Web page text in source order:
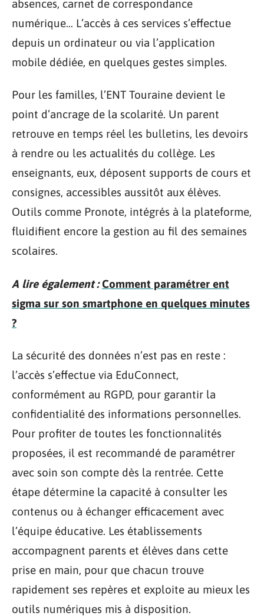
absences, carnet de correspondance
numérique… L’accès à ces services s’effectue
depuis un ordinateur ou via l’application
mobile dédiée, en quelques gestes simples.
Pour les familles, l’ENT Touraine devient le
point d’ancrage de la scolarité. Un parent
retrouve en temps réel les bulletins, les devoirs
à rendre ou les actualités du collège. Les
enseignants, eux, déposent supports de cours et
consignes, accessibles aussitôt aux élèves.
Outils comme Pronote, intégrés à la plateforme,
fluidifient encore la gestion au fil des semaines
scolaires.
A lire également : Comment paramétrer ent
sigma sur son smartphone en quelques minutes
?
La sécurité des données n’est pas en reste :
l’accès s’effectue via EduConnect,
conformément au RGPD, pour garantir la
confidentialité des informations personnelles.
Pour profiter de toutes les fonctionnalités
proposées, il est recommandé de paramétrer
avec soin son compte dès la rentrée. Cette
étape détermine la capacité à consulter les
contenus ou à échanger efficacement avec
l’équipe éducative. Les établissements
accompagnent parents et élèves dans cette
prise en main, pour que chacun trouve
rapidement ses repères et exploite au mieux les
outils numériques mis à disposition.